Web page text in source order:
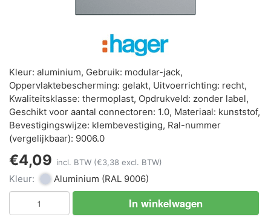
Kleur: aluminium, Gebruik: modular-jack,
Oppervlaktebescherming: gelakt, Uitvoerrichting: recht,
Kwaliteitsklasse: thermoplast, Opdrukveld: zonder label,
Geschikt voor aantal connectoren: 1.0, Materiaal: kunststof,
Bevestigingswijze: klembevestiging, Ral-nummer
(vergelijkbaar): 9006.0
€4,09 incl. BTW (€3,38 excl. BTW)
Kleur: Aluminium (RAL 9006)
In winkelwagen